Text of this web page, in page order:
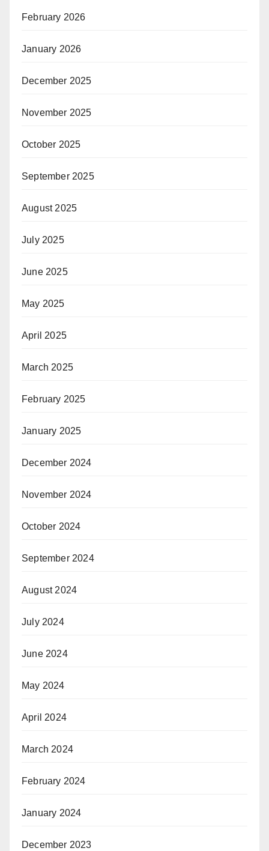
February 2026
January 2026
December 2025
November 2025
October 2025
September 2025
August 2025
July 2025
June 2025
May 2025
April 2025
March 2025
February 2025
January 2025
December 2024
November 2024
October 2024
September 2024
August 2024
July 2024
June 2024
May 2024
April 2024
March 2024
February 2024
January 2024
December 2023